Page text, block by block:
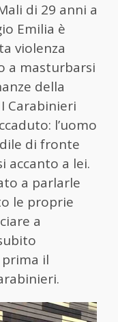
di 29 anni a
Emilia è
violenza
a masturbarsi
della
Carabinieri
l’uomo
di fronte
accanto a lei.
a parlarle
le proprie
a
il